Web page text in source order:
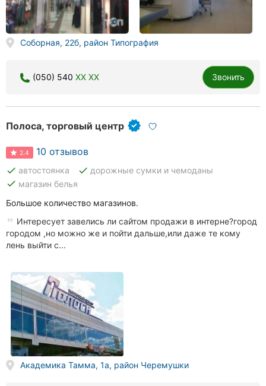
Соборная, 22б, район Типография
(050) 540 XX XX Звонить
Полоса, торговый центр
2.4 10 отзывов
done автостоянка done дорожные сумки и чемоданы
done магазин белья
Большое количество магазинов.
Интересует завелись ли сайтом продажи в интерне?город
городом ,но можно же и пойти дальше,или даже те кому
лень выйти с...
Академика Тамма, 1а, район Черемушки